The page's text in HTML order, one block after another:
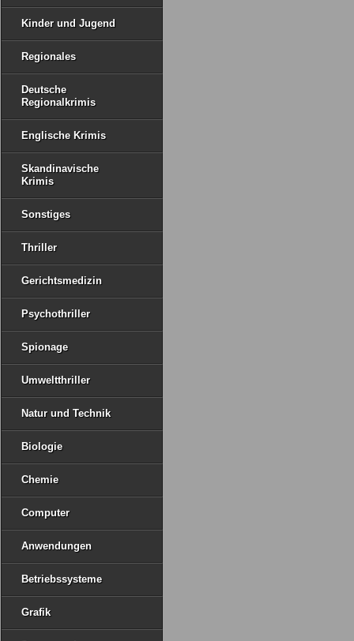
Kinder und Jugend
Regionales
Deutsche
Regionalkrimis
Englische Krimis
Skandinavische
Krimis
Sonstiges
Thriller
Gerichtsmedizin
Psychothriller
Spionage
Umweltthriller
Natur und Technik
Biologie
Chemie
Computer
Anwendungen
Betriebssysteme
Grafik